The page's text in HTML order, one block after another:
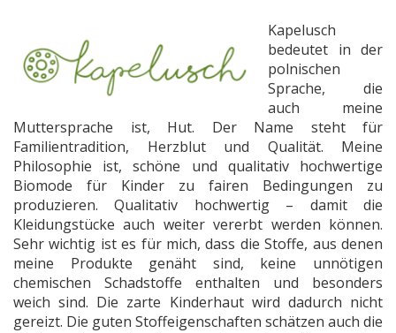
Kapelusch
bedeutet in der
polnischen
Sprache, die
auch meine
Muttersprache ist, Hut. Der Name steht für
Familientradition, Herzblut und Qualität. Meine
Philosophie ist, schöne und qualitativ hochwertige
Biomode für Kinder zu fairen Bedingungen zu
produzieren. Qualitativ hochwertig – damit die
Kleidungstücke auch weiter vererbt werden können.
Sehr wichtig ist es für mich, dass die Stoffe, aus denen
meine Produkte genäht sind, keine unnötigen
chemischen Schadstoffe enthalten und besonders
weich sind. Die zarte Kinderhaut wird dadurch nicht
gereizt. Die guten Stoffeigenschaften schätzen auch die